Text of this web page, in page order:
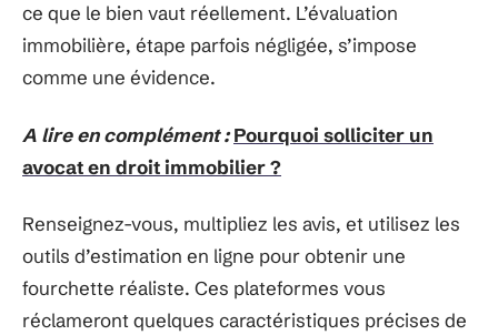
ce que le bien vaut réellement. L’évaluation
immobilière, étape parfois négligée, s’impose
comme une évidence.
A lire en complément : Pourquoi solliciter un
avocat en droit immobilier ?
Renseignez-vous, multipliez les avis, et utilisez les
outils d’estimation en ligne pour obtenir une
fourchette réaliste. Ces plateformes vous
réclameront quelques caractéristiques précises de